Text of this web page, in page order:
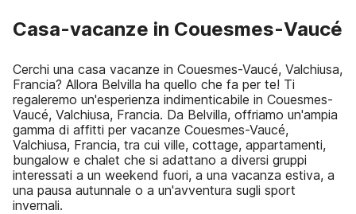
Casa-vacanze in Couesmes-Vaucé
Cerchi una casa vacanze in Couesmes-Vaucé, Valchiusa,
Francia? Allora Belvilla ha quello che fa per te! Ti
regaleremo un'esperienza indimenticabile in Couesmes-
Vaucé, Valchiusa, Francia. Da Belvilla, offriamo un'ampia
gamma di affitti per vacanze Couesmes-Vaucé,
Valchiusa, Francia, tra cui ville, cottage, appartamenti,
bungalow e chalet che si adattano a diversi gruppi
interessati a un weekend fuori, a una vacanza estiva, a
una pausa autunnale o a un'avventura sugli sport
invernali.